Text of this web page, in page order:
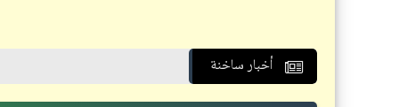
أخبار ساخنة